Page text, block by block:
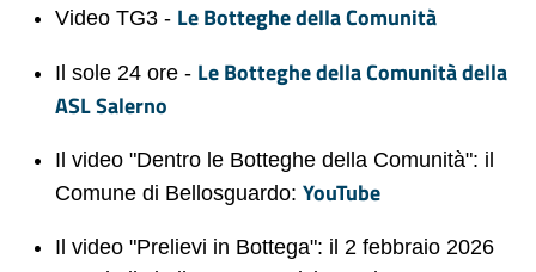
Video TG3 - Le Botteghe della Comunità
Il sole 24 ore - Le Botteghe della Comunità della
ASL Salerno
Il video "Dentro le Botteghe della Comunità": il
Comune di Bellosguardo: YouTube
Il video "Prelievi in Bottega": il 2 febbraio 2026